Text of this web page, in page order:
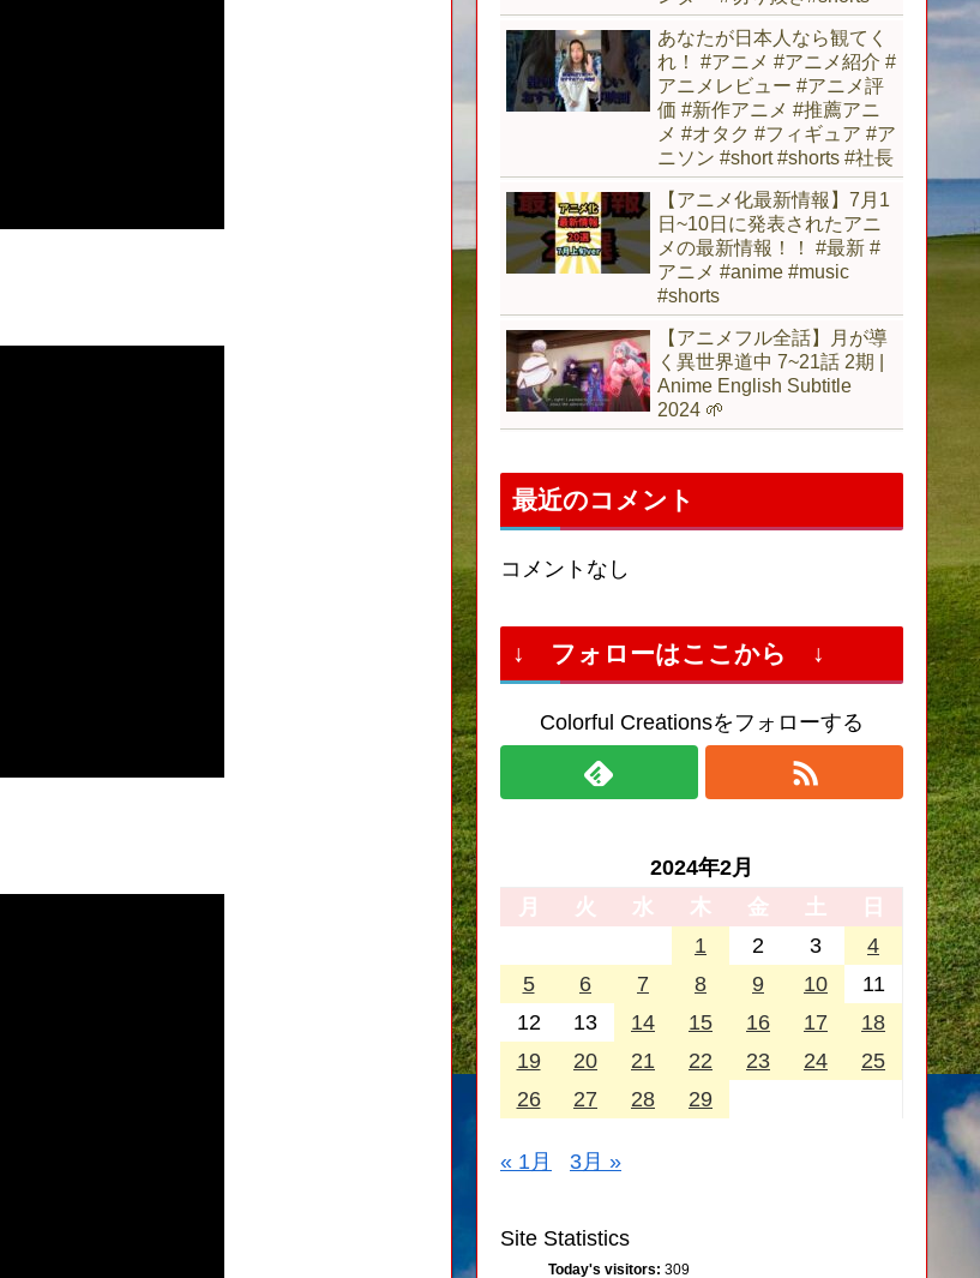
あなたが日本人なら観てく
れ！ #アニメ #アニメ紹介 #
アニメレビュー #アニメ評
価 #新作アニメ #推薦アニ
メ #オタク #フィギュア #ア
ニソン #short #shorts #社長
【アニメ化最新情報】7月1
日~10日に発表されたアニ
メの最新情報！！ #最新 #
アニメ #anime #music
#shorts
【アニメフル全話】月が導
く異世界道中 7~21話 2期 |
Anime English Subtitle
2024 🌱
最近のコメント
コメントなし
↓ フォローはここから ↓
Colorful Creationsをフォローする
2024年2月
月
火 水 木 金 土
日
1
2 3
4
5
6 7 8 9 10
11
12
13 14 15 16 17
18
19
20 21 22 23 24
25
26
27 28 29
« 1月 3月 »
Site Statistics
Today's visitors: 309